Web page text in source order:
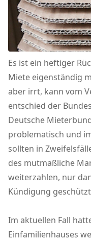
Es ist ein heftiger
Miete eigenständig
aber irrt, kann vom
entschied der
Deutsche
problematisch und
sollten in
des mutmaßliche
weiterzahlen, nur
Kündigung
Im aktuellen Fall
Einfamilienhauses